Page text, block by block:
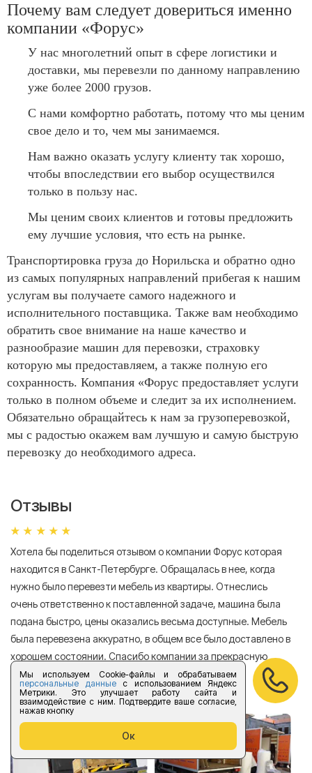
Мы используем Cookie-файлы и обрабатываем
персональные данныес использованием Яндекс
Метрики. Это улучшает работу сайта и
взаимодействие с ним. Подтвердите ваше согласие,
нажав кнопку
Ок
Почему вам следует довериться именно
компании «Форус»
У нас многолетний опыт в сфере логистики и
доставки, мы перевезли по данному направлению
уже более 2000 грузов.
С нами комфортно работать, потому что мы ценим
свое дело и то, чем мы занимаемся.
Нам важно оказать услугу клиенту так хорошо,
чтобы впоследствии его выбор осуществился
только в пользу нас.
Мы ценим своих клиентов и готовы предложить
ему лучшие условия, что есть на рынке.
Транспортировка груза до Норильска и обратно одно
из самых популярных направлений прибегая к нашим
услугам вы получаете самого надежного и
исполнительного поставщика. Также вам необходимо
обратить свое внимание на наше качество и
разнообразие машин для перевозки, страховку
которую мы предоставляем, а также полную его
сохранность. Компания «Форус предоставляет услуги
только в полном объеме и следит за их исполнением.
Обязательно обращайтесь к нам за грузоперевозкой,
мы с радостью окажем вам лучшую и самую быструю
перевозку до необходимого адреса.
Отзывы
Хотела бы поделиться отзывом о компании Форус которая
находится в Санкт-Петербурге. Обращалась в нее, когда
нужно было перевезти мебель из квартиры. Отнеслись
очень ответственно к поставленной задаче, машина была
подана быстро, цены оказались весьма доступные. Мебель
была перевезена аккуратно, в общем все было доставлено в
хорошем состоянии. Спасибо компании за прекрасную
работу!
Елизавета Андроновна